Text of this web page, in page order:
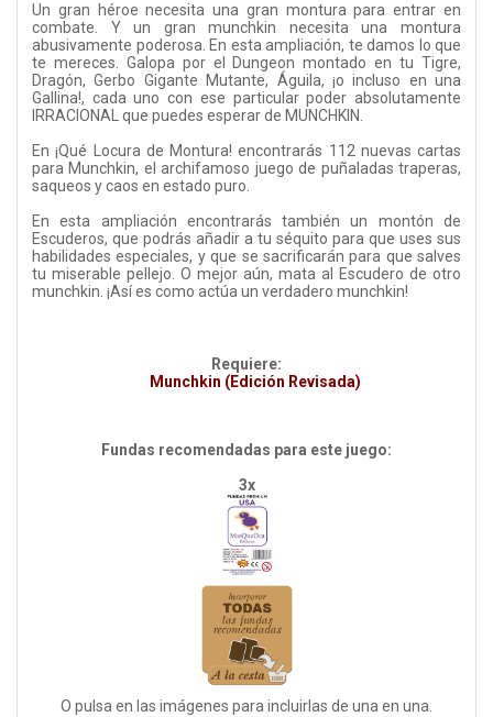
Un gran héroe necesita una gran montura para entrar en
combate. Y un gran munchkin necesita una montura
abusivamente poderosa. En esta ampliación, te damos lo que
te mereces. Galopa por el Dungeon montado en tu Tigre,
Dragón, Gerbo Gigante Mutante, Águila, ¡o incluso en una
Gallina!, cada uno con ese particular poder absolutamente
IRRACIONAL que puedes esperar de MUNCHKIN.
En ¡Qué Locura de Montura! encontrarás 112 nuevas cartas
para Munchkin, el archifamoso juego de puñaladas traperas,
saqueos y caos en estado puro.
En esta ampliación encontrarás también un montón de
Escuderos, que podrás añadir a tu séquito para que uses sus
habilidades especiales, y que se sacrificarán para que salves
tu miserable pellejo. O mejor aún, mata al Escudero de otro
munchkin. ¡Así es como actúa un verdadero munchkin!
Requiere:
Munchkin (Edición Revisada)
Fundas recomendadas para este juego:
3x
O pulsa en las imágenes para incluirlas de una en una.